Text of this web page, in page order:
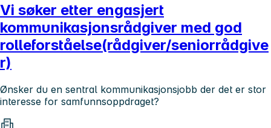
Vi søker etter engasjert
kommunikasjonsrådgiver med god
rolleforståelse(rådgiver/seniorrådgive
r)
Ønsker du en sentral kommunikasjonsjobb der det er stor
interesse for samfunnsoppdraget?